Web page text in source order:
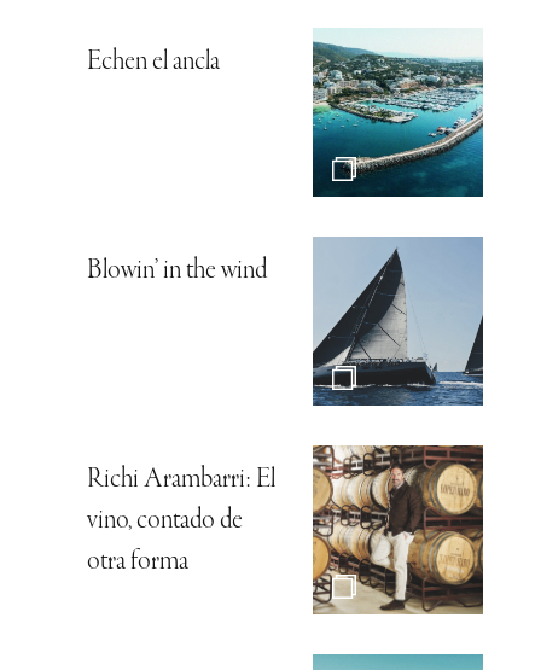
Echen el ancla
Blowin’ in the wind
Richi Arambarri: El
vino, contado de
otra forma